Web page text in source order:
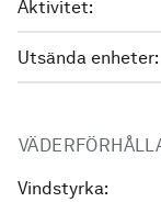
Aktivitet:
Utsända enheter:
Vindstyrka: